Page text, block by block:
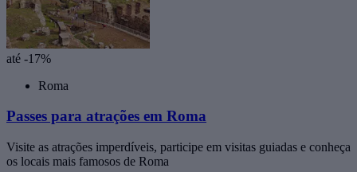
até -17%
Roma
Passes para atrações em Roma
Visite as atrações imperdíveis, participe em visitas guiadas e conheça
os locais mais famosos de Roma